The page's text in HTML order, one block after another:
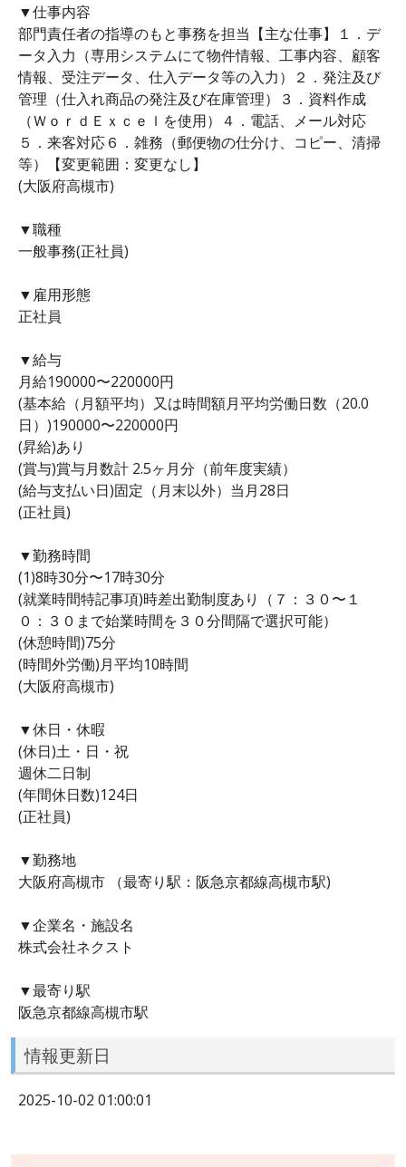
▼仕事内容
部門責任者の指導のもと事務を担当【主な仕事】１．デ
ータ入力（専用システムにて物件情報、工事内容、顧客
情報、受注データ、仕入データ等の入力）２．発注及び
管理（仕入れ商品の発注及び在庫管理）３．資料作成
（ＷｏｒｄＥｘｃｅｌを使用）４．電話、メール対応
５．来客対応６．雑務（郵便物の仕分け、コピー、清掃
等）【変更範囲：変更なし】
(大阪府高槻市)
▼職種
一般事務(正社員)
▼雇用形態
正社員
▼給与
月給190000〜220000円
(基本給（月額平均）又は時間額月平均労働日数（20.0
日）)190000〜220000円
(昇給)あり
(賞与)賞与月数計 2.5ヶ月分（前年度実績）
(給与支払い日)固定（月末以外）当月28日
(正社員)
▼勤務時間
(1)8時30分〜17時30分
(就業時間特記事項)時差出勤制度あり（７：３０〜１
０：３０まで始業時間を３０分間隔で選択可能）
(休憩時間)75分
(時間外労働)月平均10時間
(大阪府高槻市)
▼休日・休暇
(休日)土・日・祝
週休二日制
(年間休日数)124日
(正社員)
▼勤務地
大阪府高槻市 （最寄り駅：阪急京都線高槻市駅)
▼企業名・施設名
株式会社ネクスト
▼最寄り駅
阪急京都線高槻市駅
情報更新日
2025-10-02 01:00:01